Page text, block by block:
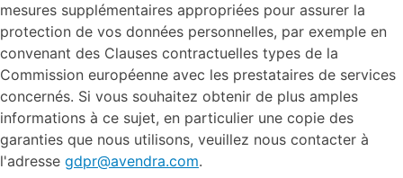
mesures supplémentaires appropriées pour assurer la
protection de vos données personnelles, par exemple en
convenant des Clauses contractuelles types de la
Commission européenne avec les prestataires de services
concernés. Si vous souhaitez obtenir de plus amples
informations à ce sujet, en particulier une copie des
garanties que nous utilisons, veuillez nous contacter à
l'adresse gdpr@avendra.com.